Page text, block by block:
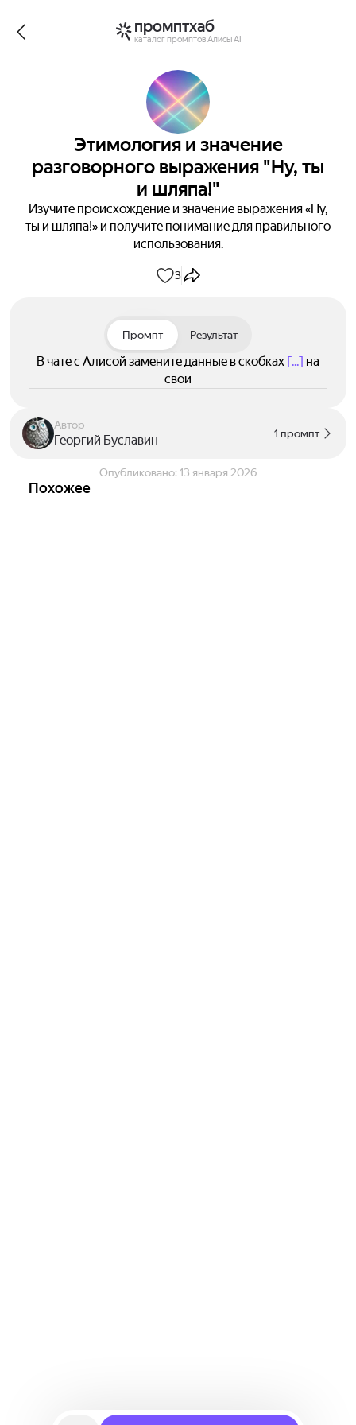
промптхаб
каталог промптов Алисы AI
Этимология и значение
разговорного выражения "Ну, ты
и шляпа!"
Изучите происхождение и значение выражения «Ну,
ты и шляпа!» и получите понимание для правильного
использования.
3
Промпт Результат
В чате с Алисой замените данные в скобках [...] на
свои
Автор
Георгий Буславин 1 промпт
Опубликовано: 13 января 2026
Похожее